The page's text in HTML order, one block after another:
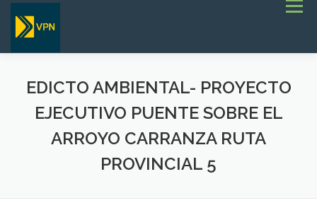
Saltar
contenido
Menú
SERVICIOS
GALERÍA
EDICTO AMBIENTAL- PROYECTO
EJECUTIVO PUENTE SOBRE EL
ARROYO CARRANZA RUTA
PROVINCIAL 5